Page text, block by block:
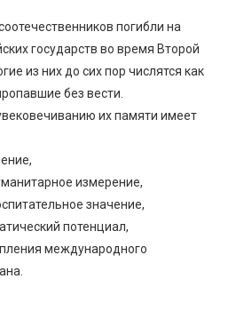
погибли на
государств во время Второй
из них до сих пор числятся как
без вести.
их памяти имеет
измерение,
значение,
потенциал,
международного